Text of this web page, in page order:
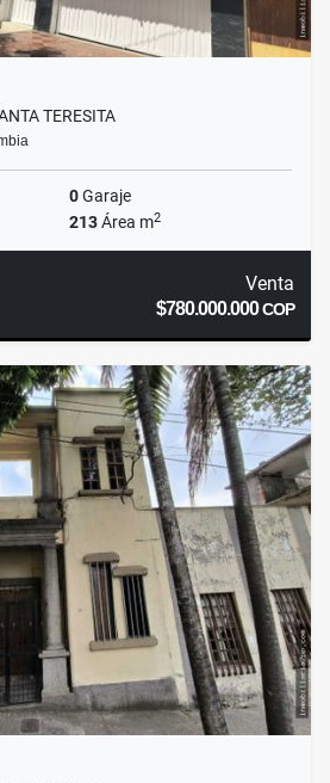
TERESITA
0Garaje
213Área m2
Venta
$780.000.000COP